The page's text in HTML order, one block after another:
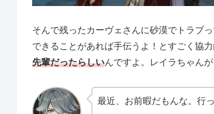
そんで残ったカーヴェさんに砂漠でトラブ
できることがあれば手伝うよ！とすごく協
先輩だったらしいんですよ。レイラちゃん
最近、お前暇だもんな。行